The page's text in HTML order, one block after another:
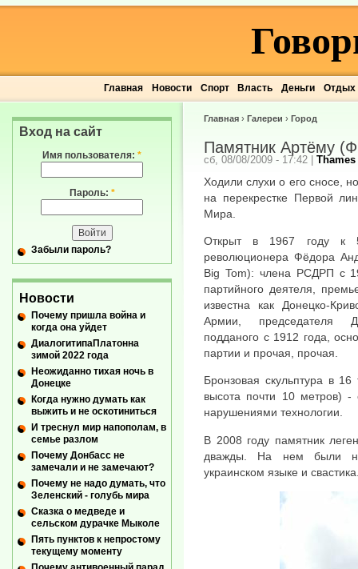
Главная Новости Спорт Власть Деньги Отдых
Главная › Галереи › Город
Памятник Артёму
сб, 08/08/2009 - 17:42 | Thames
Ходили слухи о его сносе,
на перекрестке Первой
Мира.
Открыт в 1967 году к
революционера Фёдора
Big Tom): члена РСДРП с
партийного деятеля,
известна как Донецко-
Армии, председателя
подданого с 1912 года,
партии и прочая, прочая.
Бронзовая скульптура в
высота почти 10 метров)
нарушениями технологии.
В 2008 году памятник
дважды. На нем были
украинском языке и
Вход на сайт
Имя пользователя: *
Пароль: *
Забыли пароль?
Новости
Почему пришла война и
когда она уйдет
ДиалогитипаПлатонна
зимой 2022 года
Неожиданно тихая ночь в
Донецке
Когда нужно думать как
выжить и не оскотиниться
И треснул мир напополам, в
семье разлом
Почему Донбасс не
замечали и не замечают?
Почему не надо думать, что
Зеленский - голубь мира
Сказка о медведе и
сельском дурачке Мыколе
Пять пунктов к непростому
текущему моменту